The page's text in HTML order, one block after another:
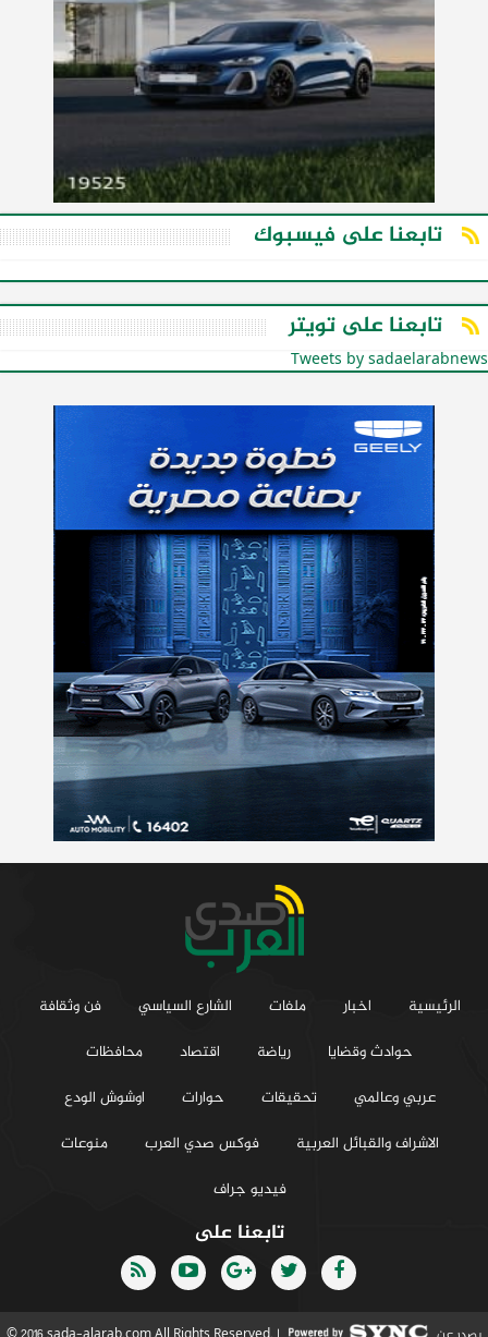
تابعنا على فيسبوك
تابعنا على تويتر
Tweets by sadaelarabnews
الرئيسية اخبار ملفات الشارع السياسي
فن وثقافة
حوادث وقضايا
رياضة اقتصاد
محافظات
عربي وعالمي
تحقيقات حوارات
اوشوش الودع
الاشراف والقبائل العربية
فوكس صدي العرب
منوعات
فيديو جراف
تابعنا على